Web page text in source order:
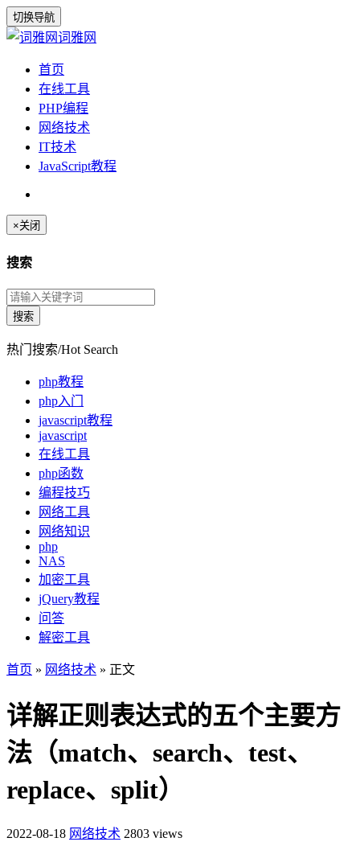
切换导航
词雅网
首页
在线工具
PHP编程
网络技术
IT技术
JavaScript教程
×关闭
搜索
热门搜索/Hot Search
php教程
php入门
javascript教程
javascript
在线工具
php函数
编程技巧
网络工具
网络知识
php
NAS
加密工具
jQuery教程
问答
解密工具
首页 » 网络技术 » 正文
详解正则表达式的五个主要方
法（match、search、test、
replace、split）
2022-08-18 网络技术 2803 views